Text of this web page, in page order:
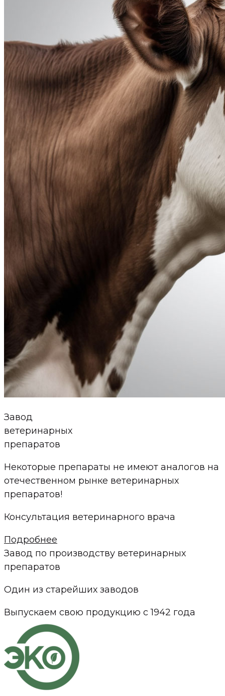
Завод
ветеринарных
препаратов
Некоторые препараты не имеют аналогов на
отечественном рынке ветеринарных
препаратов!
Консультация ветеринарного врача
Подробнее
Завод по производству ветеринарных
препаратов
Один из старейших заводов
Выпускаем свою продукцию с 1942 года